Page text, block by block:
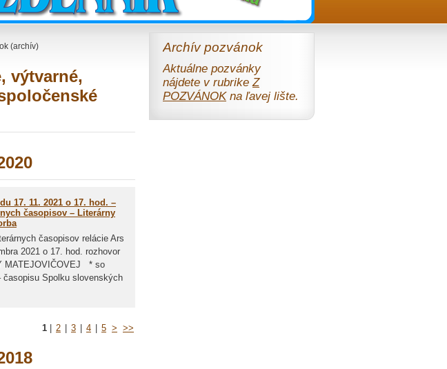
(archív)
výtvarné,
17. 11. 2021 o 17. hod. –
časopisov – Literárny
časopisov relácie Ars
2021 o 17. hod. rozhovor
MATEJOVIČOVEJ * so
časopisu Spolku slovenských
1 2 3 4 5 > >>
Archív pozvánok
Aktuálne pozvánky
nájdete v rubrikeZ
POZVÁNOKna ľavej lište.